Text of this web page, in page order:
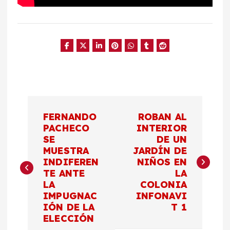
v
e
FERNANDO
PACHECO
SE
MUESTRA
INDIFEREN
TE ANTE
LA
IMPUGNAC
IÓN DE LA
ELECCIÓN
ROBAN AL
INTERIOR
DE UN
JARDÍN DE
NIÑOS EN
LA
COLONIA
INFONAVI
T 1